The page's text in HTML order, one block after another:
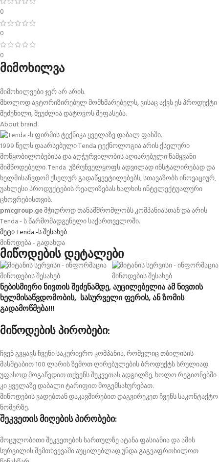
0
0
0
მიმოხილვა
მიმოხილვები ჯერ არ არის.
მხოლოდ ავტორიზირებულ მომხმარებელს, ვისაც აქვს ეს პროდუქტი
შეძენილი, შეუძლია დატოვოს შეფასება.
About brand
1999 წელს დაარსებული Tenda ტექნოლოგია არის ქსელური
მოწყობილობებისა და აღჭურვილობის აღიარებული წამყვანი
მიმწოდებელი. Tenda უზრუნველყოფს ადვილად ინსტალირებად და
ხელმისაწვდომ ქსელურ გადაწყვეტილებებს, სთავაზობს ინოვაციურ,
უახლესი პროდუქტების რეალიზებას ხალხის ინტელექტუალური
ცხოვრებისთვის.
pmcgroup.geმჭიდროდ თანამშრომლობს კომპანიასთან და არის
Tenda - ს წარმომადგენელი საქართველოში.
მეტი Tenda -ს შესახებ
მიწოდება - გადახდა
მიწოდების დეტალები
ნებისმიერი ნივთის შეძენამდე, აუცილებელია ამ ნივთის
ხელმისაწვდომობის, სასურველი ფერის, ან ზომის
გადამოწმება!!!
მიწოდების პირობები:
ჩვენ გვყავს ჩვენი საკურიერო კომპანია, რომელიც თბილისის
მასშტაბით 100 ლარის ზემოთ ღირებულების ბროდუქტს სრულიად
უფასოდ მოგაწვდით თქვენს შეკვეთას ადგილზე, ხოლო რეგიონებში
კი ყველაზე დაბალი ტარიფით მოგემსახურებათ.
მიწოდების ვადებთან დაკავშირებით დაგვირეკეთ ჩვენს საკონტაქტო
ნომერზე.
შეკვეთის მიღების პირობები:
მოცულობითი შეკვეთების სართულზე ატანა ფასიანია და ამის
სურვილის შემთხვევაში აუცილებლად უნდა გაგვაფრთხილოთ